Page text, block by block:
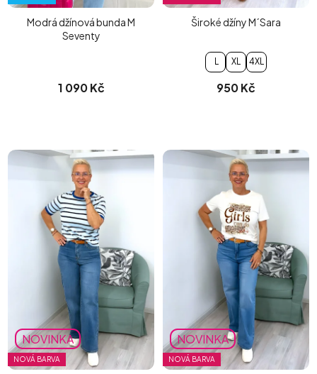
Modrá džínová bunda M
Seventy
1 090 Kč
Široké džíny M´Sara
L XL 4XL
950 Kč
NOVINKA
NOVÁ BARVA
NOVINKA
NOVÁ BARVA